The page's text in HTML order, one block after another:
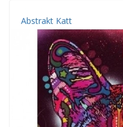
Abstrakt Katt